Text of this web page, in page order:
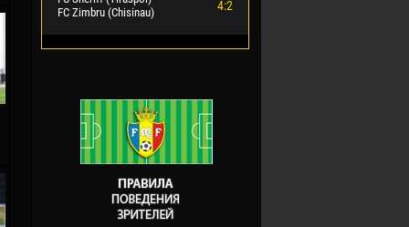
FC Zimbru (Chisinau)
4:2